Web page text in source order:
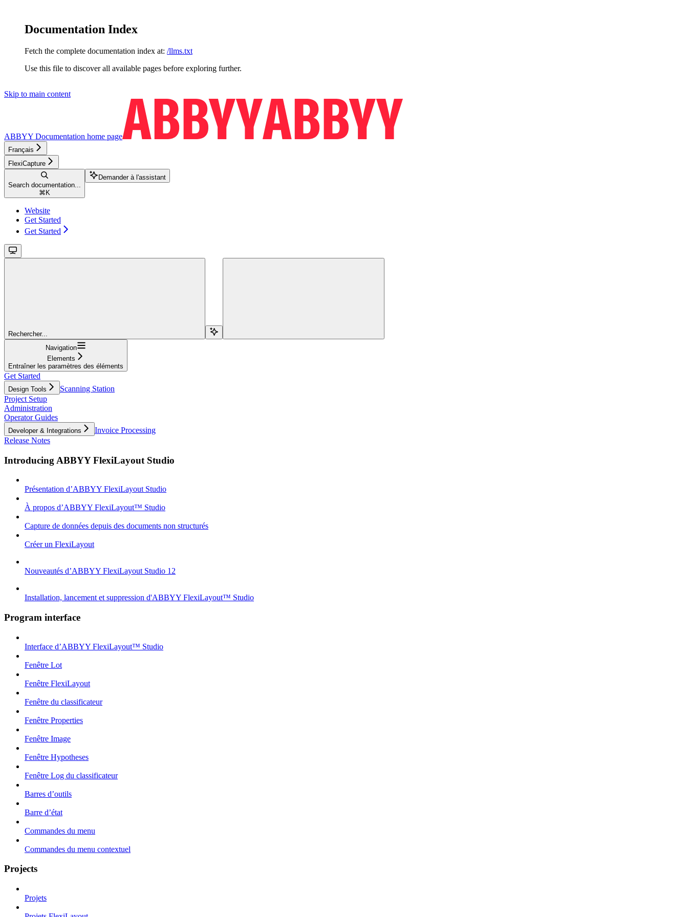
Documentation Index
Fetch the complete documentation index at: /llms.txt
Use this file to discover all available pages before exploring further.
Skip to main content
ABBYY Documentation home page
Français
FlexiCapture
Search documentation...
⌘ K
Demander à l'assistant
Website
Get Started
Get Started
Rechercher...
Navigation
Elements
Entraîner les paramètres des éléments
Get Started
Design Tools
Scanning Station
Project Setup
Administration
Operator Guides
Developer & Integrations
Invoice Processing
Release Notes
Introducing ABBYY FlexiLayout Studio
Présentation d’ABBYY FlexiLayout Studio
À propos d’ABBYY FlexiLayout™ Studio
Capture de données depuis des documents non structurés
Créer un FlexiLayout
Nouveautés d’ABBYY FlexiLayout Studio 12
Installation, lancement et suppression d'ABBYY FlexiLayout™ Studio
Program interface
Interface d’ABBYY FlexiLayout™ Studio
Fenêtre Lot
Fenêtre FlexiLayout
Fenêtre du classificateur
Fenêtre Properties
Fenêtre Image
Fenêtre Hypotheses
Fenêtre Log du classificateur
Barres d’outils
Barre d’état
Commandes du menu
Commandes du menu contextuel
Projects
Projets